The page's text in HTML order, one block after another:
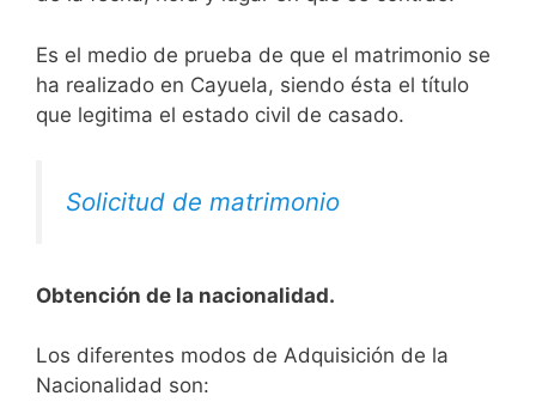
Es el medio de prueba de que el matrimonio se
ha realizado en Cayuela, siendo ésta el título
que legitima el estado civil de casado.
Solicitud de matrimonio
Obtención de la nacionalidad.
​​​Los diferentes modos de Adquisición de la
Nacionalidad son: